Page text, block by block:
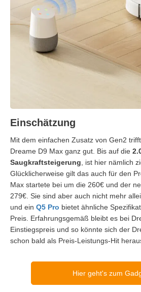
Einschätzung
Mit dem einfachen Zusatz von Gen2
Dreame D9 Max ganz gut. Bis auf die
Saugkraftsteigerung , ist hier nämlich
Glücklicherweise gilt das auch für den
Max startete bei um die 260€ und der
279€. Sie sind aber auch nicht mehr
und ein Q5 Pro bietet ähnliche
Preis. Erfahrungsgemäß bleibt es bei
Einstiegspreis und so könnte sich der
schon bald als Preis-Leistungs-Hit
Hier geht's zum